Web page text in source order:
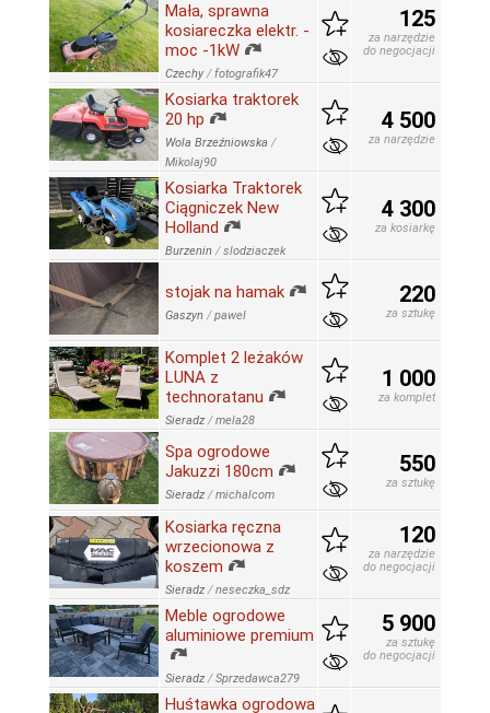
Mała, sprawna
kosiareczka elektr. -
moc -1kW
Czechy /fotografik47
125
za narzędzie
do negocjacji
Kosiarka traktorek
20 hp
Wola Brzeźniowska /
Mikolaj90
4 500
za narzędzie
Kosiarka Traktorek
Ciągniczek New
Holland
Burzenin /slodziaczek
4 300
za kosiarkę
stojak na hamak
Gaszyn /pawel
220
za sztukę
Komplet 2 leżaków
LUNA z
technoratanu
Sieradz /mela28
1 000
za komplet
Spa ogrodowe
Jakuzzi 180cm
Sieradz /michalcom
550
za sztukę
Kosiarka ręczna
wrzecionowa z
koszem
Sieradz /neseczka_sdz
120
za narzędzie
do negocjacji
Meble ogrodowe
aluminiowe premium
Sieradz /Sprzedawca279
5 900
za sztukę
do negocjacji
Huśtawka ogrodowa